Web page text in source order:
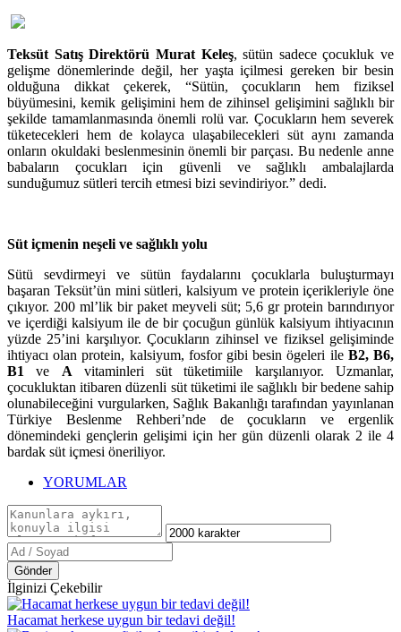
Teksüt Satış Direktörü Murat Keleş, sütün sadece çocukluk ve
gelişme dönemlerinde değil, her yaşta içilmesi gereken bir besin
olduğuna dikkat çekerek, “Sütün, çocukların hem fiziksel
büyümesini, kemik gelişimini hem de zihinsel gelişimini sağlıklı bir
şekilde tamamlanmasında önemli rolü var. Çocukların hem severek
tüketecekleri hem de kolayca ulaşabilecekleri süt aynı zamanda
onların okuldaki beslenmesinin önemli bir parçası. Bu nedenle anne
babaların çocukları için güvenli ve sağlıklı ambalajlarda
sunduğumuz sütleri tercih etmesi bizi sevindiriyor.” dedi.
Süt içmenin neşeli ve sağlıklı yolu
Sütü sevdirmeyi ve sütün faydalarını çocuklarla buluşturmayı
başaran Teksüt’ün mini sütleri, kalsiyum ve protein içerikleriyle öne
çıkıyor. 200 ml’lik bir paket meyveli süt; 5,6 gr protein barındırıyor
ve içerdiği kalsiyum ile de bir çocuğun günlük kalsiyum ihtiyacının
yüzde 25’ini karşılıyor. Çocukların zihinsel ve fiziksel gelişiminde
ihtiyacı olan protein, kalsiyum, fosfor gibi besin ögeleri ile B2, B6,
B1
ve A vitaminleri süt tüketimiile karşılanıyor. Uzmanlar,
çocukluktan itibaren düzenli süt tüketimi ile sağlıklı bir bedene sahip
olunabileceğini vurgularken, Sağlık Bakanlığı tarafından yayınlanan
Türkiye Beslenme Rehberi’nde de çocukların ve ergenlik
dönemindeki gençlerin gelişimi için her gün düzenli olarak 2 ile 4
bardak süt içmesi öneriliyor.
YORUMLAR
Gönder
İlginizi Çekebilir
Hacamat herkese uygun bir tedavi değil!